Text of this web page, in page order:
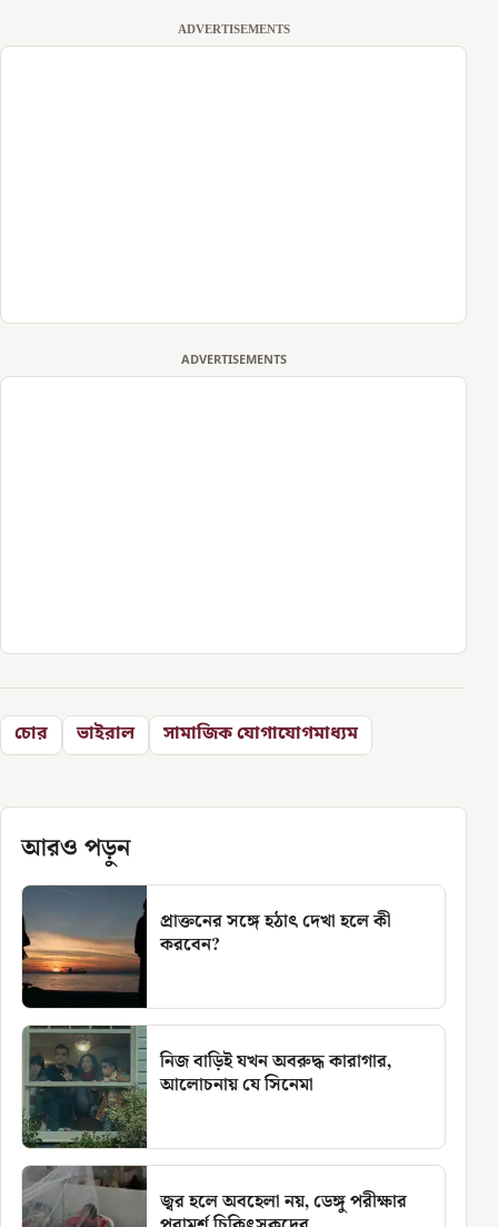
ADVERTISEMENTS
ADVERTISEMENTS
চোর ভাইরাল সামাজিক যোগাযোগমাধ্যম
আরও পড়ুন
প্রাক্তনের সঙ্গে হঠাৎ দেখা হলে কী
করবেন?
নিজ বাড়িই যখন অবরুদ্ধ কারাগার,
আলোচনায় যে সিনেমা
জ্বর হলে অবহেলা নয়, ডেঙ্গু পরীক্ষার